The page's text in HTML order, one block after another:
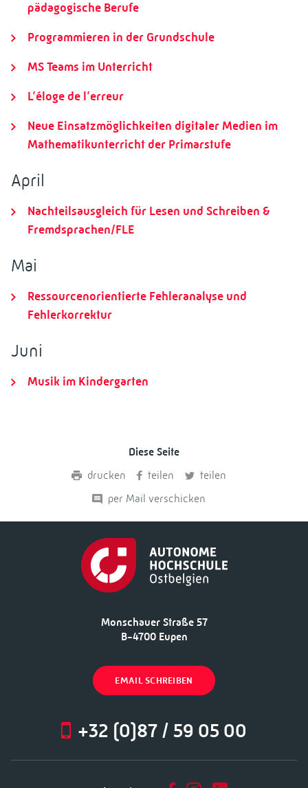
pädagogische Berufe
Programmieren in der Grundschule
MS Teams im Unterricht
L’éloge de l’erreur
Neue Einsatzmöglichkeiten digitaler Medien im
Mathematikunterricht der Primarstufe
April
Nachteilsausgleich für Lesen und Schreiben &
Fremdsprachen/FLE
Mai
Ressourcenorientierte Fehleranalyse und
Fehlerkorrektur
Juni
Musik im Kindergarten
Diese Seite
drucken
teilen
teilen
per Mail verschicken
Monschauer Straße 57
B-4700 Eupen
EMAIL SCHREIBEN
+32 (0)87 / 59 05 00